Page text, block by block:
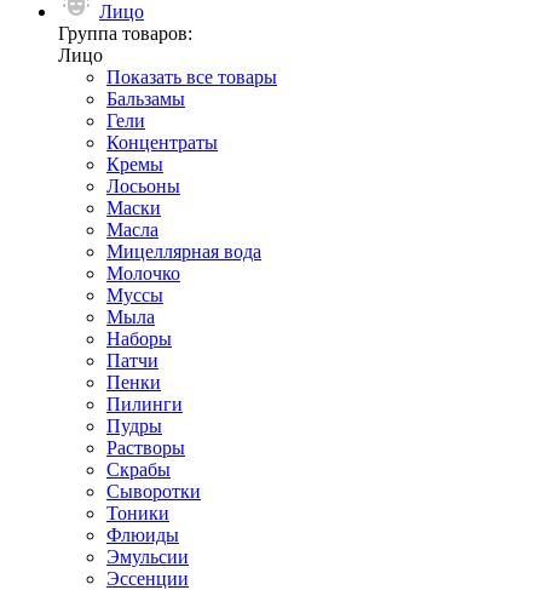
Лицо
Группа товаров:
Лицо
Показать все товары
Бальзамы
Гели
Концентраты
Кремы
Лосьоны
Маски
Масла
Мицеллярная вода
Молочко
Муссы
Мыла
Наборы
Патчи
Пенки
Пилинги
Пудры
Растворы
Скрабы
Сыворотки
Тоники
Флюиды
Эмульсии
Эссенции